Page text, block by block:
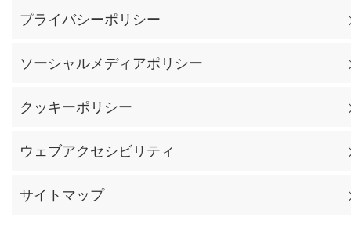
プライバシーポリシー
ソーシャルメディアポリシー
クッキーポリシー
ウェブアクセシビリティ
サイトマップ